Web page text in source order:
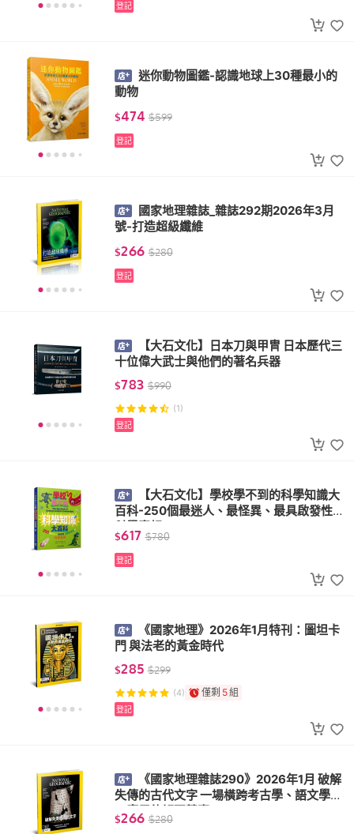
登記
迷你動物圖鑑-認識地球上30種最小的
動物
$474 $599
登記
國家地理雜誌_雜誌292期2026年3月
號-打造超級纖維
$266 $280
登記
【大石文化】日本刀與甲冑 日本歷代三
十位偉大武士與他們的著名兵器
$783 $990
(1)
登記
【大石文化】學校學不到的科學知識大
百科-250個最迷人、最怪異、最具啟發性的
科學真相
$617 $780
登記
《國家地理》2026年1月特刊：圖坦卡
門 與法老的黃金時代
$285 $299
(4) 僅剩 5組
登記
《國家地理雜誌290》2026年1月 破解
失傳的古代文字 一場橫跨考古學、語文學與
AI應用的解碼競賽
$266 $280